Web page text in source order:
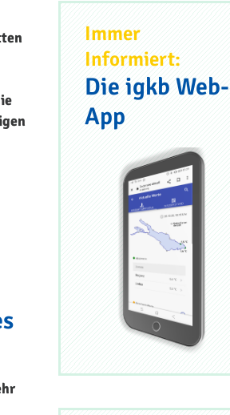
Immer
Informiert:
Die igkb Web-
App